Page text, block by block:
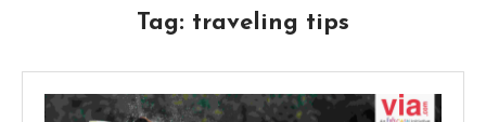
Tag: traveling tips